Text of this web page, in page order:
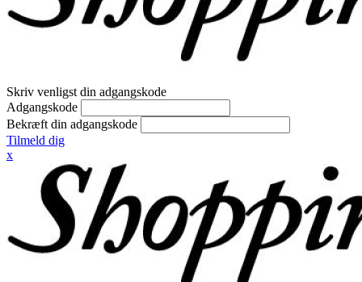
Skriv venligst din adgangskode
Adgangskode
Bekræft din adgangskode
Tilmeld dig
x